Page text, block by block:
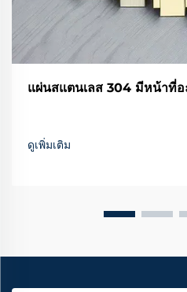
แผ่นสแตนเลส 304 มีหน้าที่อ
ดูเพิ่มเติม